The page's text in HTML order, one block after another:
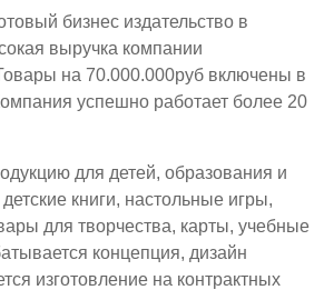
бизнес издательство в
выручка компании
на 70.000.000руб включены в
успешно работает более 20
для детей, образования и
книги, настольные игры,
для творчества, карты, учебные
концепция, дизайн
изготовление на контрактных